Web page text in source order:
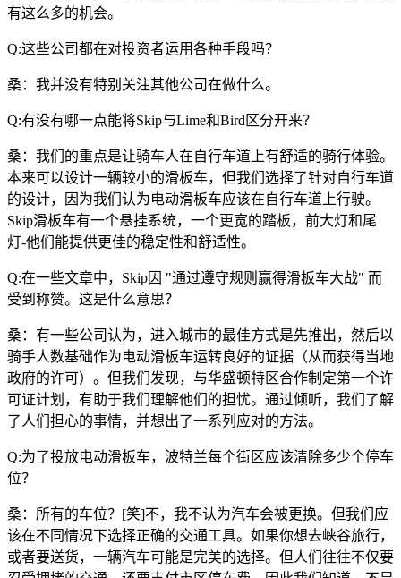
有这么多的机会。
Q:这些公司都在对投资者运用各种手段吗？
桑：我并没有特别关注其他公司在做什么。
Q:有没有哪一点能将Skip与Lime和Bird区分开来？
桑：我们的重点是让骑车人在自行车道上有舒适的骑行体验。
本来可以设计一辆较小的滑板车，但我们选择了针对自行车道
的设计，因为我们认为电动滑板车应该在自行车道上行驶。
Skip滑板车有一个悬挂系统，一个更宽的踏板，前大灯和尾
灯-他们能提供更佳的稳定性和舒适性。
Q:在一些文章中，Skip因 "通过遵守规则赢得滑板车大战" 而
受到称赞。这是什么意思？
桑：有一些公司认为，进入城市的最佳方式是先推出，然后以
骑手人数基础作为电动滑板车运转良好的证据（从而获得当地
政府的许可）。但我们发现，与华盛顿特区合作制定第一个许
可证计划，有助于我们理解他们的担忧。通过倾听，我们了解
了人们担心的事情，并想出了一系列应对的方法。
Q:为了投放电动滑板车，波特兰每个街区应该清除多少个停车
位？
桑：所有的车位？[笑]不，我不认为汽车会被更换。但我们应
该在不同情况下选择正确的交通工具。如果你想去峡谷旅行，
或者要送货，一辆汽车可能是完美的选择。但人们往往不仅要